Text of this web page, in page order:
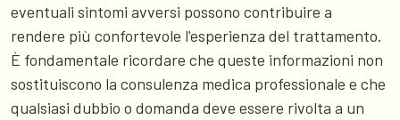
eventuali sintomi avversi possono contribuire a
rendere più confortevole l'esperienza del trattamento.
È fondamentale ricordare che queste informazioni non
sostituiscono la consulenza medica professionale e che
qualsiasi dubbio o domanda deve essere rivolta a un